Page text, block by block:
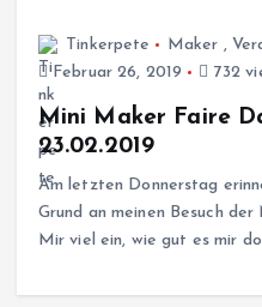
Tinkerpete Maker ,
Februar 26, 2019
732
Mini Maker Faire
23.02.2019
Am letzten Donnerstag
Grund an meinen Besuch
Mir viel ein, wie gut es mir